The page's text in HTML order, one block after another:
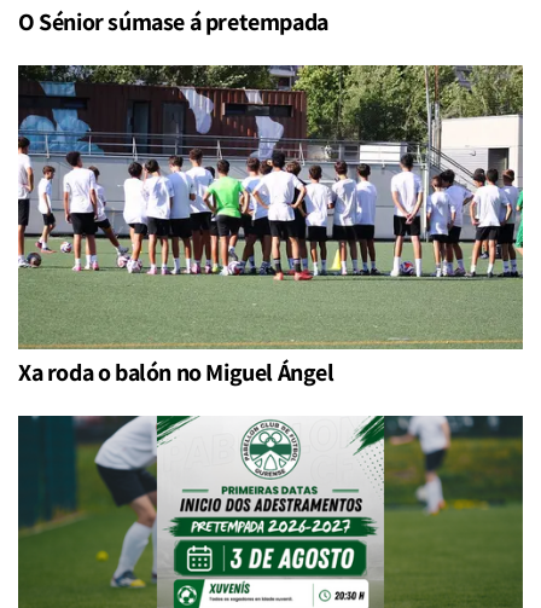
O Sénior súmase á pretempada
Xa roda o balón no Miguel Ángel